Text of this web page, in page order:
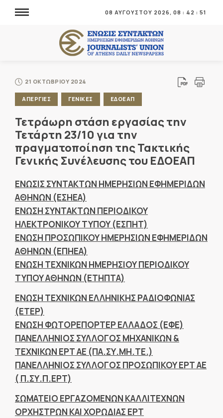
08 ΑΥΓΟΥΣΤΟΥ 2026, 08 : 42 : 52
21 ΟΚΤΩΒΡΙΟΥ 2024
ΑΠΕΡΓΙΕΣ ΓΕΝΙΚΕΣ ΕΔΟΕΑΠ
Τετράωρη στάση εργασίας την
Τετάρτη 23/10 για την
πραγματοποίηση της Τακτικής
Γενικής Συνέλευσης του ΕΔΟΕΑΠ
ΕΝΩΣΙΣ ΣΥΝΤΑΚΤΩΝ ΗΜΕΡΗΣΙΩΝ ΕΦΗΜΕΡΙΔΩΝ
ΑΘΗΝΩΝ (ΕΣΗΕΑ)
ΕΝΩΣΗ ΣΥΝΤΑΚΤΩΝ ΠΕΡΙΟΔΙΚΟΥ
ΗΛΕΚΤΡΟΝΙΚΟΥ ΤΥΠΟΥ (ΕΣΠΗΤ)
ΕΝΩΣΗ ΠΡΟΣΩΠΙΚΟΥ ΗΜΕΡΗΣΙΩΝ ΕΦΗΜΕΡΙΔΩΝ
ΑΘΗΝΩΝ (ΕΠΗΕΑ)
ΕΝΩΣΗ ΤΕΧΝΙΚΩΝ ΗΜΕΡΗΣΙΟΥ ΠΕΡΙΟΔΙΚΟΥ
ΤΥΠΟΥ ΑΘΗΝΩΝ (ΕΤΗΠΤΑ)
ENΩΣΗ ΤΕΧΝΙΚΩΝ ΕΛΛΗΝΙΚΗΣ ΡΑΔΙΟΦΩΝΙΑΣ
(ΕΤΕΡ)
ΕΝΩΣΗ ΦΩΤΟΡΕΠΟΡΤΕΡ ΕΛΛΑΔΟΣ (ΕΦΕ)
ΠΑΝΕΛΛΗΝΙΟΣ ΣΥΛΛΟΓΟΣ ΜΗΧΑΝΙΚΩΝ &
ΤΕΧΝΙΚΩΝ ΕΡΤ ΑΕ (ΠΑ.ΣΥ.ΜΗ.ΤΕ.)
ΠΑΝΕΛΛΗΝΙΟΣ ΣΥΛΛΟΓΟΣ ΠΡΟΣΩΠΙΚΟΥ ΕΡΤ ΑΕ
( Π.ΣΥ.Π.ΕΡΤ)
ΣΩΜΑΤΕΙΟ ΕΡΓΑΖΟΜΕΝΩΝ ΚΑΛΛΙΤΕΧΝΩΝ
ΟΡΧΗΣΤΡΩΝ ΚΑΙ ΧΟΡΩΔΙΑΣ ΕΡΤ